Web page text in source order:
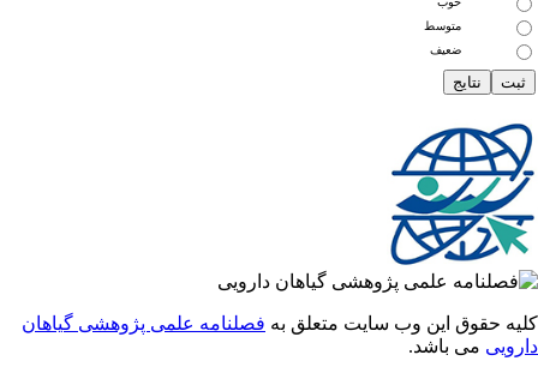
متوسط
ضعیف
حقوق این وب سایت متعلق بهفصلنامه علمی پژوهشی گیاهان
می باشد.